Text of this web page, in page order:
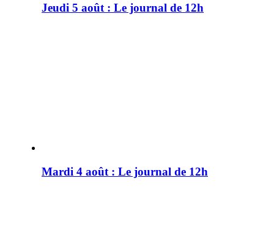
Jeudi 5 août : Le journal de 12h
Mardi 4 août : Le journal de 12h